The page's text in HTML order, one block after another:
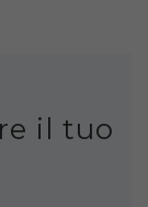
il tuo